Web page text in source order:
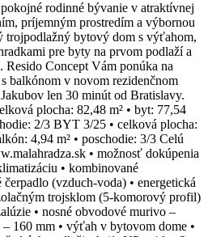
rodinné bývanie v atraktívnej
príjemným prostredím a výbornou
trojpodlažný bytový dom s výťahom,
pre byty na prvom podlaží a
Resido Concept Vám ponúka na
balkónom v novom rezidenčnom
len 30 minút od Bratislavy.
plocha: 82,48 m² • byt: 77,54
2/3 BYT 3/25 • celková plocha:
4,94 m² • poschodie: 3/3 Celú
• možnosť dokúpenia
• kombinované
(vzduch-voda) • energetická
trojsklom (5-komorový profil)
• nosné obvodové murivo –
– 160 mm • výťah v bytovom dome •